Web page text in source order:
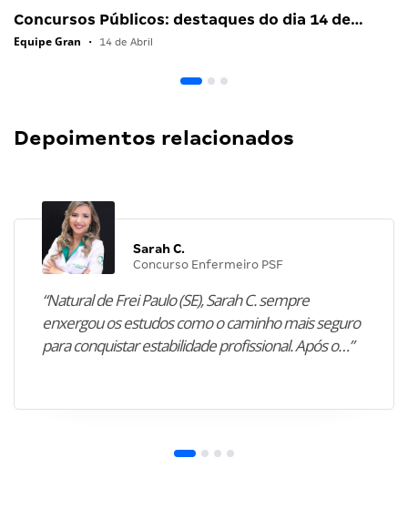
Concursos Públicos: destaques do dia 14 de…
Equipe Gran • 14 de Abril
Depoimentos relacionados
Sarah C.
Concurso Enfermeiro PSF
“Natural de Frei Paulo (SE), Sarah C. sempre
enxergou os estudos como o caminho mais seguro
para conquistar estabilidade profissional. Após o…”